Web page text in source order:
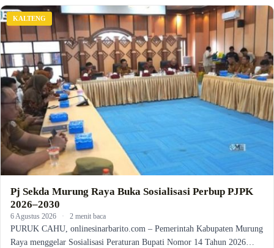
KALTENG
Pj Sekda Murung Raya Buka Sosialisasi Perbup PJPK
2026–2030
6 Agustus 2026 · 2 menit baca
PURUK CAHU, onlinesinarbarito.com – Pemerintah Kabupaten Murung
Raya menggelar Sosialisasi Peraturan Bupati Nomor 14 Tahun 2026…